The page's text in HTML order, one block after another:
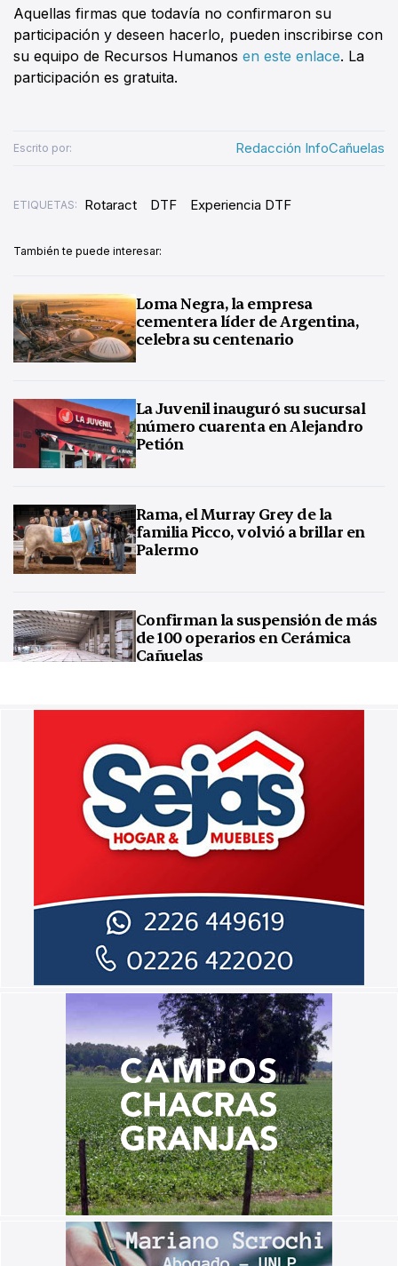
Aquellas firmas que todavía no confirmaron su
participación y deseen hacerlo, pueden inscribirse con
su equipo de Recursos Humanos en este enlace. La
participación es gratuita.
Escrito por: Redacción InfoCañuelas
ETIQUETAS: Rotaract DTF Experiencia DTF
También te puede interesar:
Loma Negra, la empresa
cementera líder de Argentina,
celebra su centenario
La Juvenil inauguró su sucursal
número cuarenta en Alejandro
Petión
Rama, el Murray Grey de la
familia Picco, volvió a brillar en
Palermo
Confirman la suspensión de más
de 100 operarios en Cerámica
Cañuelas